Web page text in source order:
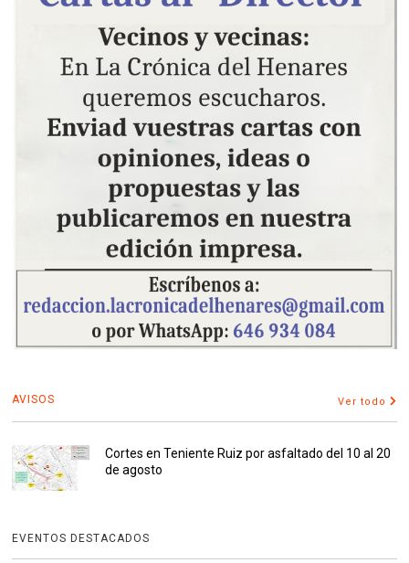
AVISOS Ver todo
Cortes en Teniente Ruiz por asfaltado del 10 al 20
de agosto
EVENTOS DESTACADOS